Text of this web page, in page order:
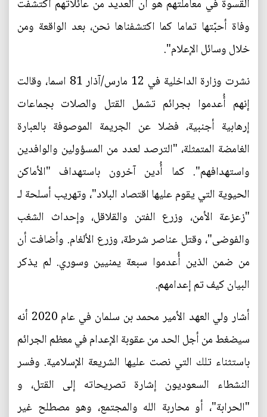
القسوة في معاملتهم هو أن العديد من عائلاتهم اكتشفت
وفاة أحبّتها تماما كما اكتشفناها نحن، بعد الواقعة ومن
خلال وسائل الإعلام".
نشرت وزارة الداخلية في 12 مارس/آذار 81 اسما، وقالت
إنهم أُعدموا بجرائم تشمل القتل والصلات بجماعات
إرهابية أجنبية، فضلا عن الجريمة الموصوفة بالعبارة
الغامضة المتمثلة، "الترصد لعدد من المسؤولين والوافدين
واستهدافهم". كما أُدين آخرون باستهداف "الأماكن
الحيوية التي يقوم عليها اقتصاد البلاد"، وتهريب أسلحة لـ
"زعزعة الأمن، وزرع الفتن والقلاقل، وإحداث الشغب
والفوضى"، وقتل عناصر شرطة، وزرع الألغام. وأضافت أن
من ضمن الذين أُعدموا سبعة يمنيين وسوري. لم يذكر
البيان كيف تم إعدامهم.
أشار ولي العهد الأمير محمد بن سلمان في عام 2020 أنه
سيضغط من أجل الحد من عقوبة الإعدام في معظم الجرائم
باستثناء تلك التي نصت عليها الشريعة الإسلامية. وفسر
النشطاء السعوديون إشارة تصريحاته إلى القتل، و
"الحرابة"، أو محاربة الله والمجتمع، وهو مصطلح غير